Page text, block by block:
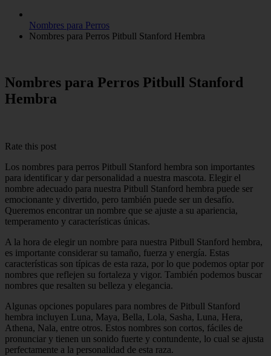
Nombres para Perros
Nombres para Perros Pitbull Stanford Hembra
Nombres para Perros Pitbull Stanford
Hembra
Rate this post
Los nombres para perros Pitbull Stanford hembra son importantes
para identificar y dar personalidad a nuestra mascota. Elegir el
nombre adecuado para nuestra Pitbull Stanford hembra puede ser
emocionante y divertido, pero también puede ser un desafío.
Queremos encontrar un nombre que se ajuste a su apariencia,
temperamento y características únicas.
A la hora de elegir un nombre para nuestra Pitbull Stanford hembra,
es importante considerar su tamaño, fuerza y energía. Estas
características son típicas de esta raza, por lo que podemos optar por
nombres que reflejen su fortaleza y vigor. También podemos buscar
nombres que resalten su belleza y elegancia.
Algunas opciones populares para nombres de Pitbull Stanford
hembra incluyen Luna, Maya, Bella, Lola, Sasha, Luna, Hera,
Athena, Nala, entre otros. Estos nombres son cortos, fáciles de
pronunciar y tienen un sonido fuerte y contundente, lo cual se ajusta
perfectamente a la personalidad de esta raza.